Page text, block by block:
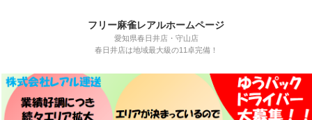
フリー麻雀レアルホームページ
愛知県春日井店・守山店
春日井店は地域最大級の11卓完備！